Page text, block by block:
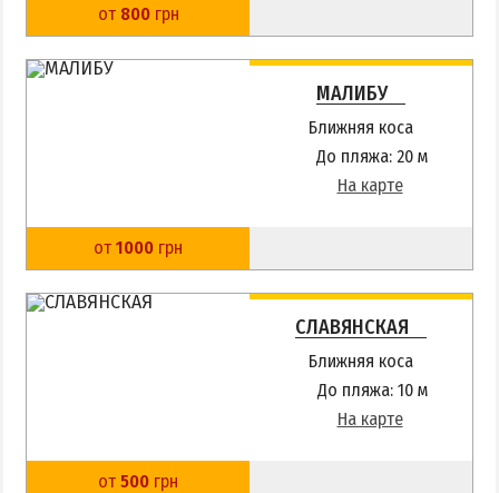
от 800грн
МАЛИБУ
Ближняя коса
До пляжа: 20 м
На карте
от 1000 грн
СЛАВЯНСКАЯ
Ближняя коса
До пляжа: 10 м
На карте
от 500 грн